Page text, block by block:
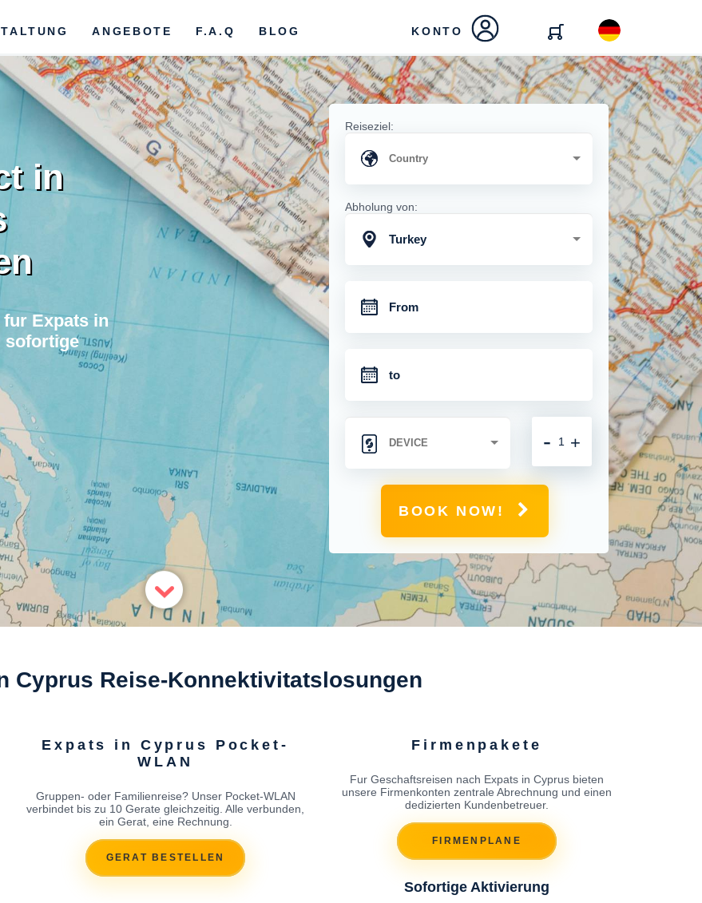
ANGEBOTE F.A.Q BLOG KONTO
in
fur Expats in
sofortige
Reiseziel:
Abholung von:
Turkey
+
-
BOOK NOW!
Cyprus Reise-Konnektivitatslosungen
Expats in Cyprus Pocket-
WLAN
Gruppen- oder Familienreise? Unser Pocket-WLAN
verbindet bis zu 10 Gerate gleichzeitig. Alle verbunden,
ein Gerat, eine Rechnung.
GERAT BESTELLEN
Firmenpakete
Fur Geschaftsreisen nach Expats in Cyprus bieten
unsere Firmenkonten zentrale Abrechnung und einen
dedizierten Kundenbetreuer.
FIRMENPLANE
Sofortige Aktivierung